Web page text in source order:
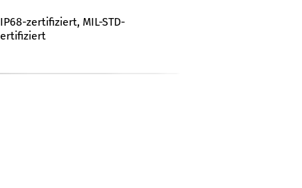
IP68-zertifiziert, MIL-STD-